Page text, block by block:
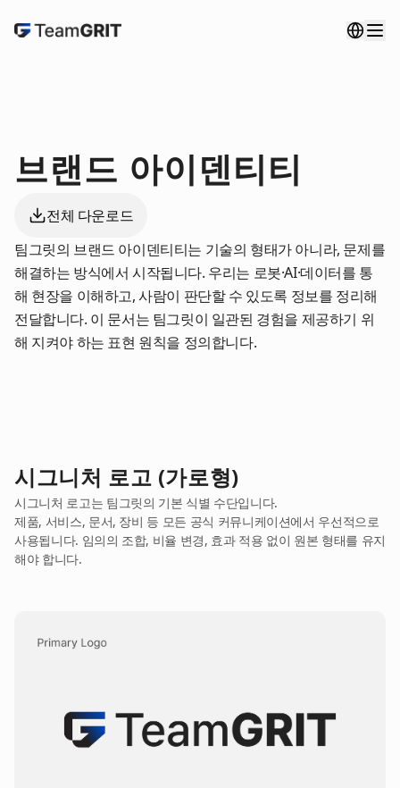
브랜드 아이덴티티
전체 다운로드
팀그릿의 브랜드 아이덴티티는 기술의 형태가 아니라, 문제를
해결하는 방식에서 시작됩니다. 우리는 로봇·AI·데이터를 통
해 현장을 이해하고, 사람이 판단할 수 있도록 정보를 정리해
전달합니다. 이 문서는 팀그릿이 일관된 경험을 제공하기 위
해 지켜야 하는 표현 원칙을 정의합니다.
시그니처 로고 (가로형)
시그니처 로고는 팀그릿의 기본 식별 수단입니다.
제품, 서비스, 문서, 장비 등 모든 공식 커뮤니케이션에서 우선적으로
사용됩니다. 임의의 조합, 비율 변경, 효과 적용 없이 원본 형태를 유지
해야 합니다.